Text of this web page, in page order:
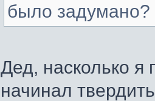
было задумано?
Дед, насколько я
начинал